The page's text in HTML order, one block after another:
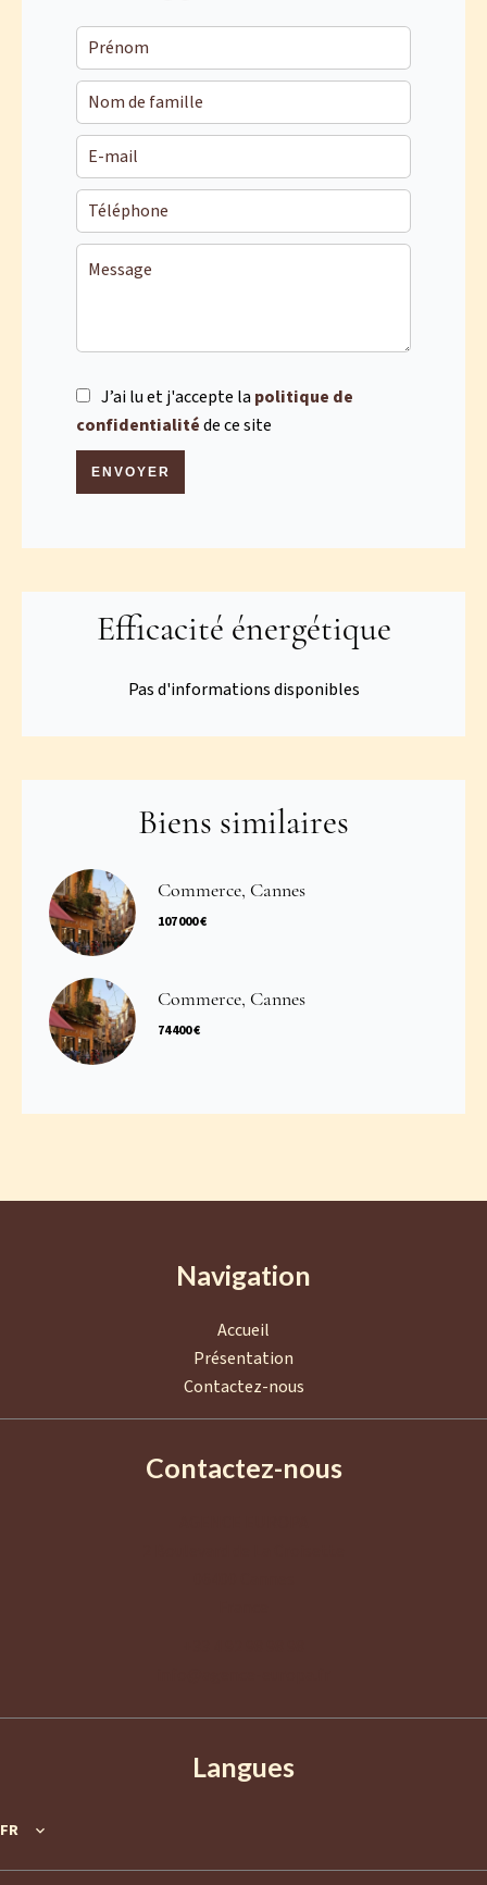
J’ai lu et j'accepte lapolitique de
confidentialitéde ce site
ENVOYER
Efficacité énergétique
Pas d'informations disponibles
Biens similaires
Commerce, Cannes
107 000 €
Commerce, Cannes
74 400 €
Navigation
Accueil
Présentation
Contactez-nous
Contactez-nous
Langues
FR